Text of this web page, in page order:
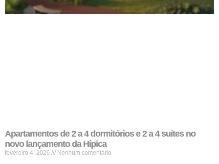
Apartamentos de 2 a 4 dormitórios e 2 a 4 suítes no
novo lançamento da Hípica
fevereiro 4, 2026 Nenhum comentário